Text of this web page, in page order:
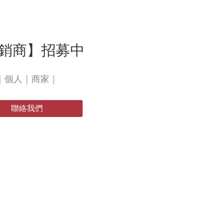
商】招募中
個人｜商家｜
聯絡我們